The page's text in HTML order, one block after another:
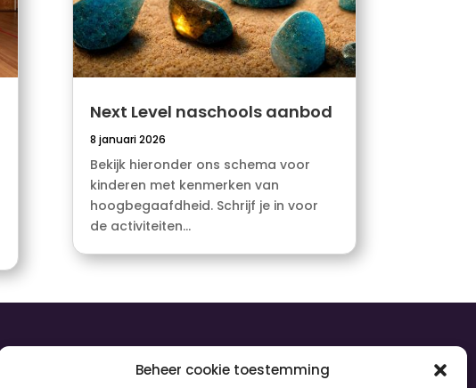
Beheer cookie toestemming
Next Level naschools aanbod
8 januari 2026
Bekijk hieronder ons schema voor
kinderen met kenmerken van
hoogbegaafdheid. Schrijf je in voor
de activiteiten...
Volg ons